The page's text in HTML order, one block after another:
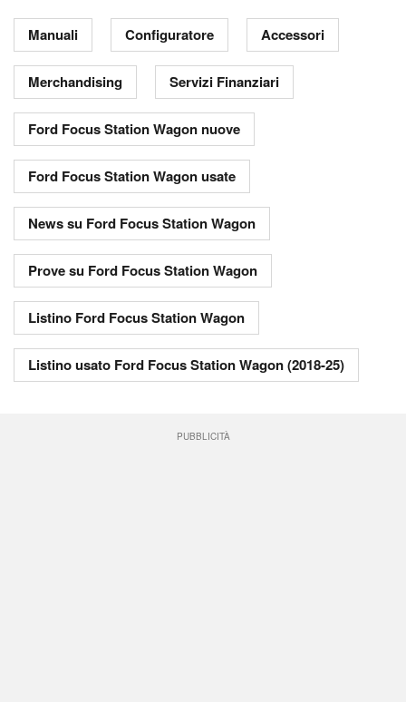
Manuali Configuratore Accessori
Merchandising Servizi Finanziari
Ford Focus Station Wagon nuove
Ford Focus Station Wagon usate
News su Ford Focus Station Wagon
Prove su Ford Focus Station Wagon
Listino Ford Focus Station Wagon
Listino usato Ford Focus Station Wagon (2018-25)
PUBBLICITÀ